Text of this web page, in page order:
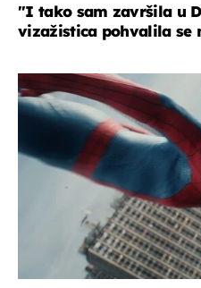
"I tako sam završila u
vizažistica pohvalila se